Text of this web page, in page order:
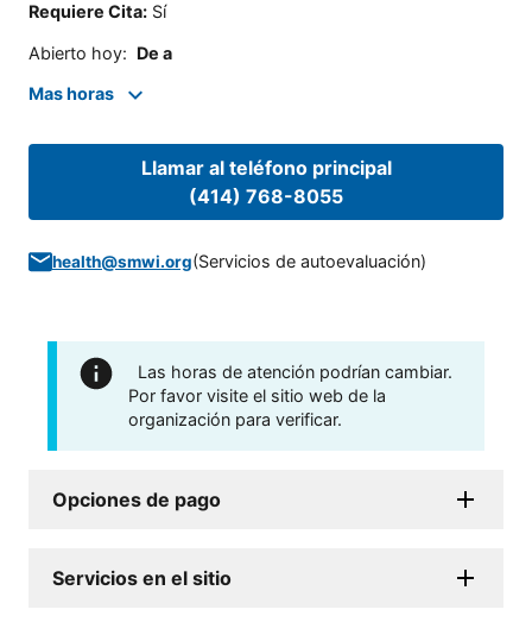
Requiere Cita: Sí
Abierto hoy: De a
Mas horas
Llamar al teléfono principal
(414) 768-8055
health@smwi.org(Servicios de autoevaluación)
Las horas de atención podrían cambiar.
Por favor visite el sitio web de la
organización para verificar.
Opciones de pago
Servicios en el sitio